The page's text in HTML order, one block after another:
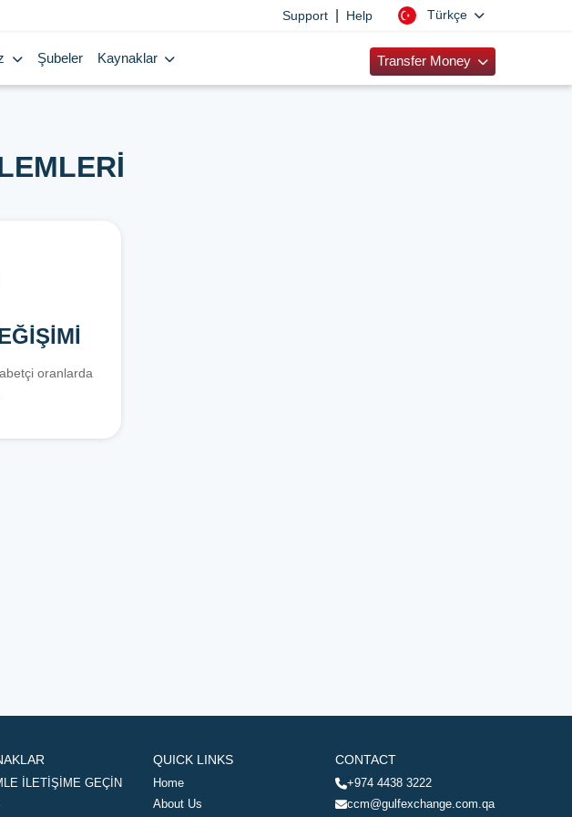
Support Help Türkçe
Şubeler Kaynaklar Transfer Money
oranlarda
İLETİŞİME GEÇİN
QUICK LINKS
Home
About Us
CONTACT
+974 4438 3222
ccm@gulfexchange.com.qa